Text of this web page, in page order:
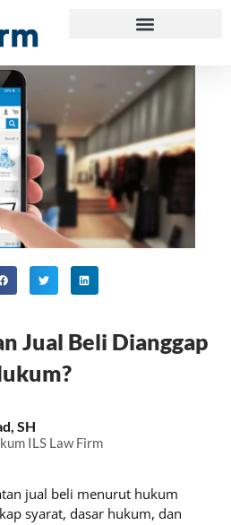
Jual Beli Dianggap
SH
ILS Law Firm
jual beli menurut hukum
syarat, dasar hukum, dan